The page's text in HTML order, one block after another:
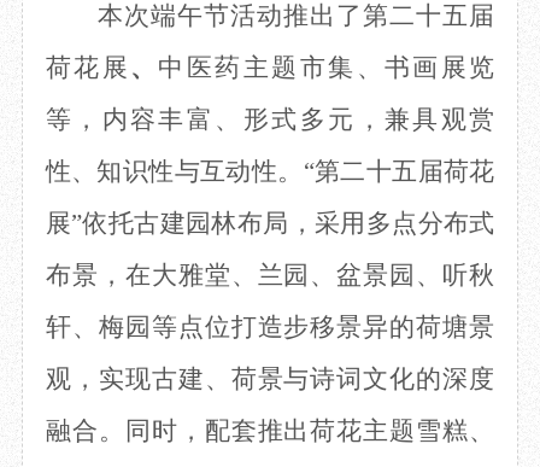
草堂影壁
大雅堂
草堂书院
本次端午节活动推出了第二十五届
荷花展 、 中医药主题市集、书画展览
等，内容丰富、形式多元，兼具观赏
性、知识性与互动性。 “第二十五届荷花
展”依托古建园林布局，采用多点分布式
布景，在大雅堂、兰园、盆景园、听秋
轩、梅园等点位打造步移景异的荷塘景
观，实现古建、荷景与诗词文化的深度
融合。同时，配套推出荷花主题雪糕、